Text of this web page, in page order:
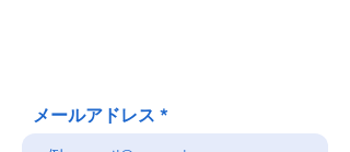
メールアドレス